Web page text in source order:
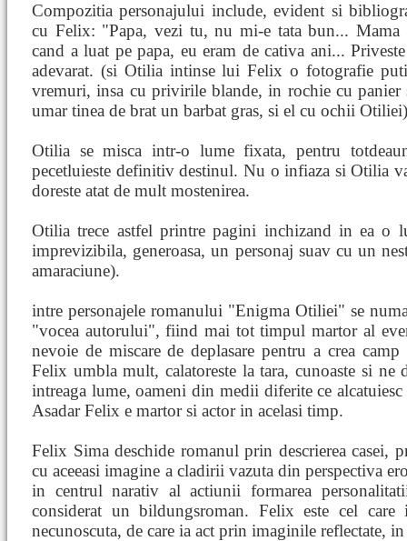
Compozitia personajului include, evident si
cu Felix: "Papa, vezi tu, nu mi-e tata bun... Mama
cand a luat pe papa, eu eram de cativa ani...
adevarat. (si Otilia intinse lui Felix o fotografie
vremuri, insa cu privirile blande, in rochie cu panier
umar tinea de brat un barbat gras, si el cu ochii
Otilia se misca intr-o lume fixata, pentru
pecetluieste definitiv destinul. Nu o infiaza si Otilia
doreste atat de mult mostenirea.
Otilia trece astfel printre pagini inchizand in ea o
imprevizibila, generoasa, un personaj suav cu un
amaraciune).
intre personajele romanului "Enigma Otiliei" se
"vocea autorului", fiind mai tot timpul martor al
nevoie de miscare de deplasare pentru a crea
Felix umbla mult, calatoreste la tara, cunoaste si ne
intreaga lume, oameni din medii diferite ce
Asadar Felix e martor si actor in acelasi timp.
Felix Sima deschide romanul prin descrierea
cu aceeasi imagine a cladirii vazuta din perspectiva
in centrul narativ al actiunii formarea
considerat un bildungsroman. Felix este cel
necunoscuta, de care ia act prin imaginile reflectate,